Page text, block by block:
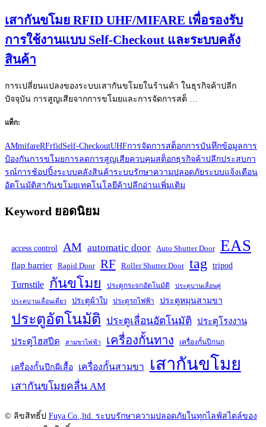
เสากันขโมย RFID UHF/MIFARE เพื่อรองรับ
การใช้งานแบบ Self-Checkout และระบบคลัง
สินค้า
การเปลี่ยนแปลงของระบบเสากันขโมยในร้านค้า ในธุรกิจค้าปลีก
ปัจจุบัน การสูญเสียจากการขโมยและการจัดการสต็ …
แท็ก:
AMmifareRFrfidSelf-CheckoutUHFการจัดการสต็อกการบันทึกข้อมูลการ
ป้องกันการขโมยการลดการสูญเสียควบคุมสต็อกธุรกิจค้าปลีกประสบกา
รณ์การช้อปปิ้งระบบคลังสินค้าระบบรักษาความปลอดภัยระบบแจ้งเตือน
อัตโนมัติสากันขโมยเทคโนโลยีค้าปลีกอ่านเพิ่มเติม
Keyword ยอดนิยม
access control AM automatic door Auto Shutter Door EAS
flap barrier Rapid Door RF Roller Shutter Door tag tripod
Turnstile กันขโมย ประตูกระจกอัตโนมัติ ประตูบานเลื่อนคู่
ประตูบานเลื่อนเดี่ยว ประตูผ้าใบ ประตูรถไฟฟ้า ประตูหมุนสามขา
ประตูอัตโนมัติ ประตูเลื่อนอัตโนมัติ ประตูโรงงาน
ประตูไฮสปีด สามขาไฟฟ้า เครื่องกั้นทาง เครื่องกั้นปีกนก
เครื่องกั้นปีกผีเสื้อ เครื่องกั้นสามขา เสากันขโมย
เสากันขโมยคลื่น AM
© ลิขสิทธิ์ป Fuya Co.,ltd. ระบบรักษาความปลอดภัยในทุกไลฟ์สไตล์ของ